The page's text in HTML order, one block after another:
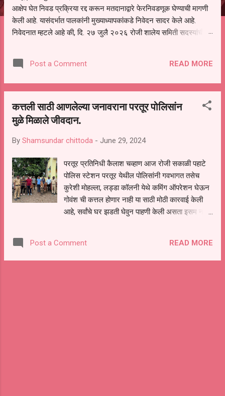
आक्षेप घेत निवड प्रक्रिया रद्द करून मतदानाद्वारे फेरनिवडणूक घेण्याची मागणी
केली आहे. यासंदर्भात पालकांनी मुख्याध्यापकांकडे निवेदन सादर केले आहे.
निवेदनात म्हटले आहे की, दि. २७ जुलै २०२६ रोजी शालेय समिती सदस्यांची
अनेक पालकांना देण्यात आली नसल्याने मोठ्या संख्येने पालक बैठकीस उपस्थित
राहू शकले नाहीत. तसेच सर्व पालकांना विश्वासात न घेता निवड प्रक्रिया पूर्ण
करून ती रद्द करण्यात यावी आणि सर्व पालकांच्या उपस्थितीत मतदान पद्धतीने
शालेय समितीची फेरनिवडणूक घेण्यात यावी, अशी मागणी पालकांनी केली आहे. या
निवेदनाच्या प्रती जिल्हा शिक्षण अधिकारी (प्राथमिक), जालना तसेच तालुका
शिक्षण अधिकारी, परतूर यांनाही पाठविण्यात आल्या असून प्रशासन याबाबत काय
निर्णय घेते, याकडे पालकांचे लक्ष लागले आहे. या न...
Post a Comment READ MORE
कत्तली साठी आणलेल्या जनावराना परतूर पोलिसांन
मुळे मिळाले जीवदान.
By Shamsundar chittoda - June 29, 2024
परतूर प्रतिनिधी कैलाश चव्हाण आज रोजी सकाळी पहाटे
पोलिस स्टेशन परतूर येथील पोलिसांनी गवभागत तसेच
कुरेशी मोहल्ला, लड्डा कॉलनी येथे कमिंग ऑपरेशन घेऊन
गोवंश ची कत्तल होणार नाही या साठी मोठी कारवाई केली
आहे, सर्वांचे घर झडती घेवुन पाहणी केली असता इसम नामे
पोलिसाने ताब्यात घेऊन पुढील आदेश पर्यंत नगर पालिका
परतूर यांचे ताब्यात कोंडवाडा येथे देऊन जनावरांचा कत्तल
Post a Comment READ MORE